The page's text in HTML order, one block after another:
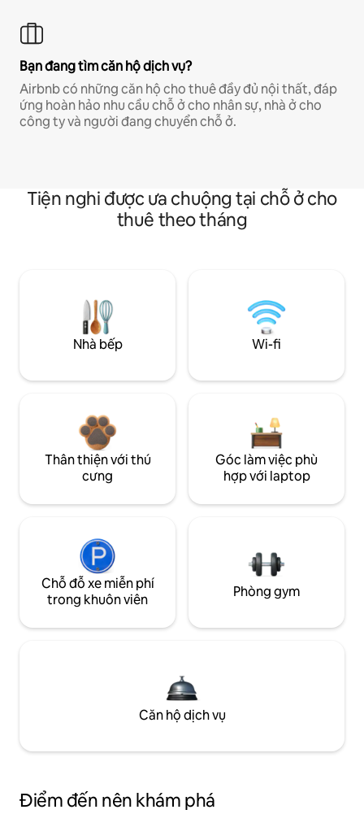
Bạn đang tìm căn hộ dịch vụ?
Airbnb có những căn hộ cho thuê đầy đủ nội thất, đáp
ứng hoàn hảo nhu cầu chỗ ở cho nhân sự, nhà ở cho
công ty và người đang chuyển chỗ ở.
Tiện nghi được ưa chuộng tại chỗ ở cho
thuê theo tháng
Nhà bếp Wi-fi
Thân thiện với thú
cưng
Góc làm việc phù
hợp với laptop
Chỗ đỗ xe miễn phí
trong khuôn viên
Phòng gym
Căn hộ dịch vụ
Điểm đến nên khám phá